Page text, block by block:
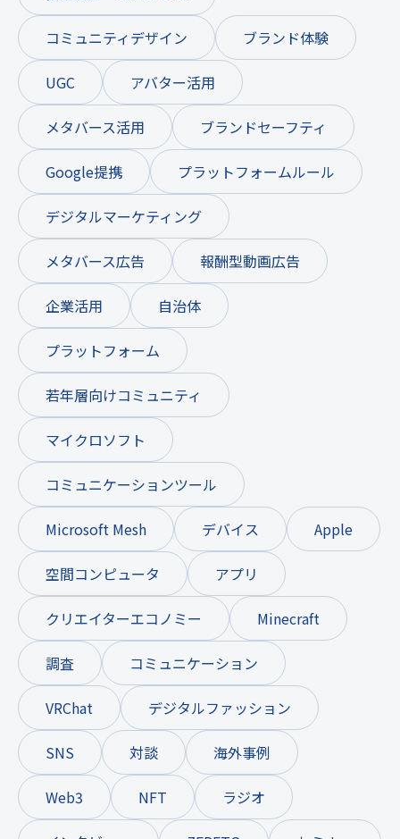
コミュニティデザイン ブランド体験
UGC アバター活用
メタバース活用 ブランドセーフティ
Google提携 プラットフォームルール
デジタルマーケティング
メタバース広告 報酬型動画広告
企業活用 自治体
プラットフォーム
若年層向けコミュニティ
マイクロソフト
コミュニケーションツール
Microsoft Mesh デバイス Apple
空間コンピュータ アプリ
クリエイターエコノミー Minecraft
調査 コミュニケーション
VRChat デジタルファッション
SNS 対談 海外事例
Web3 NFT ラジオ